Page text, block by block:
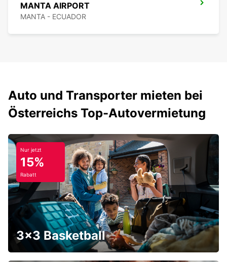
MANTA AIRPORT
MANTA - ECUADOR
Auto und Transporter mieten bei
Österreichs Top-Autovermietung
Nur jetzt
15%
Rabatt
3x3 Basketball